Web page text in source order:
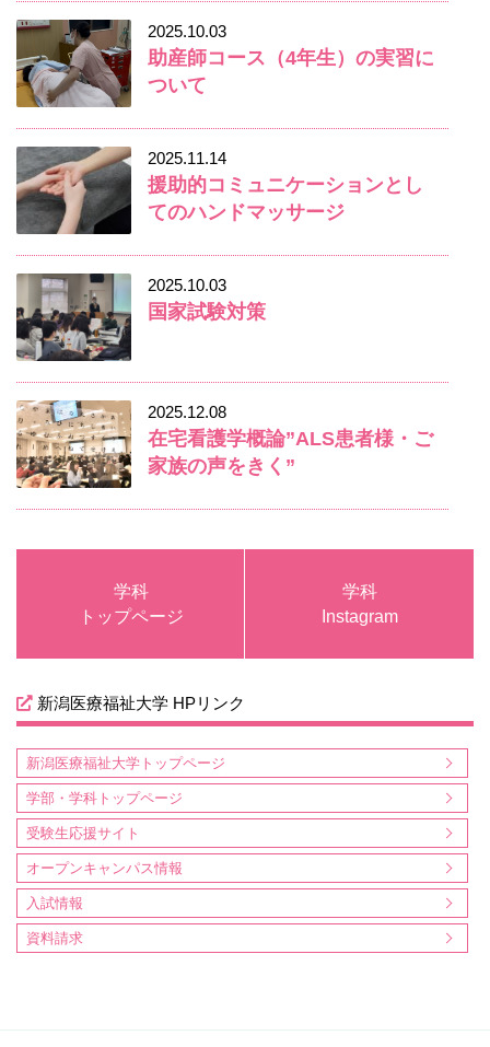
2025.10.03
助産師コース（4年生）の実習に
ついて
2025.11.14
援助的コミュニケーションとし
てのハンドマッサージ
2025.10.03
国家試験対策
2025.12.08
在宅看護学概論”ALS患者様・ご
家族の声をきく”
学科
トップページ
学科
Instagram
新潟医療福祉大学 HPリンク
新潟医療福祉大学トップページ
学部・学科トップページ
受験生応援サイト
オープンキャンパス情報
入試情報
資料請求